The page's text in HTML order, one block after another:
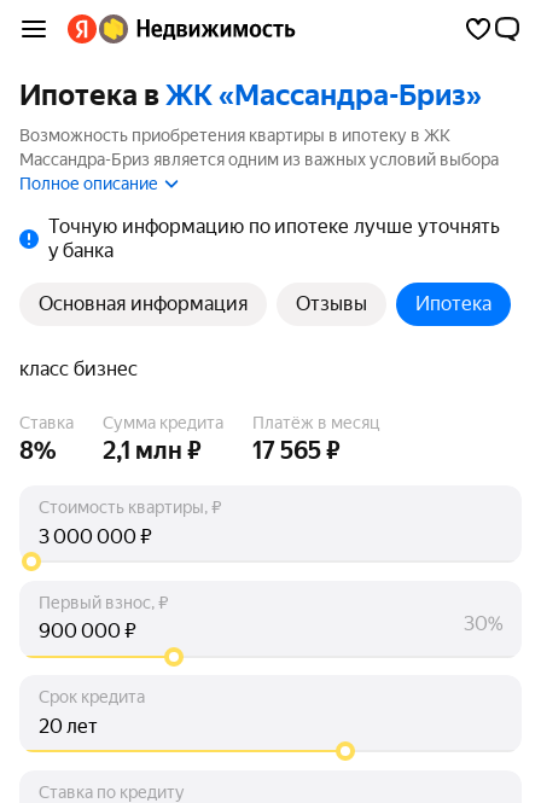
Ипотека вЖК «Массандра-Бриз»
Возможность приобретения квартиры в ипотеку в ЖК
Массандра-Бриз является одним из важных условий выбора
квартиры. На странице мы собрали программы кредитования
Полное описание
Точную информацию по ипотеке лучше уточнять
у банка
Основная информация Отзывы Ипотека
класс бизнес
Ставка
8%
Сумма кредита
2,1 млн ₽
Платёж в месяц
17 565 ₽
Стоимость квартиры, ₽
₽
Первый взнос, ₽
₽ 30%
Срок кредита
лет
Ставка по кредиту